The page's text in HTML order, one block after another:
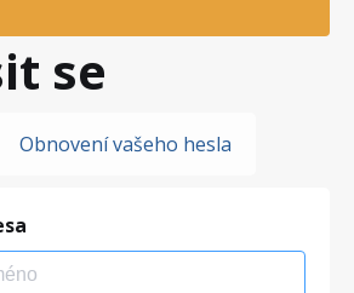
se
Obnovení vašeho hesla